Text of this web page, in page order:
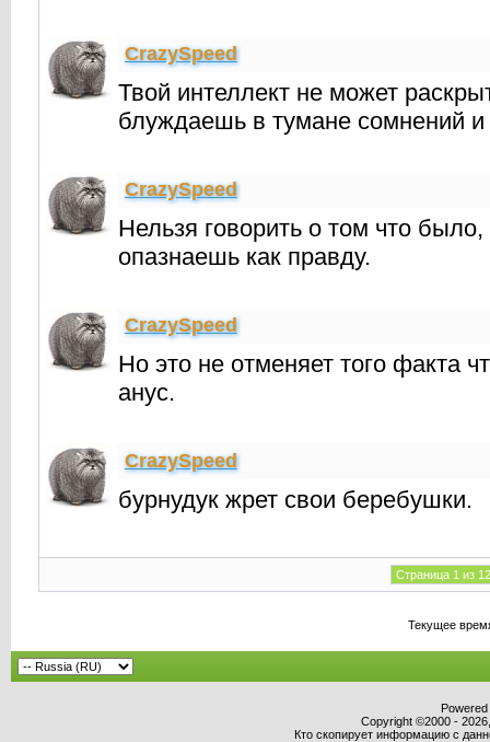
CrаzySpeed
Твой интеллект не может
блуждаешь в тумане сомнений и
CrаzySpeed
Нельзя говорить о том что
опазнаешь как правду.
CrаzySpeed
Но это не отменяет того факта
анус.
CrаzySpeed
бурнудук жрет свои беpебушки.
Страница 1 из
Текущее
Copyright ©2000 -
Кто скопирует информацию с